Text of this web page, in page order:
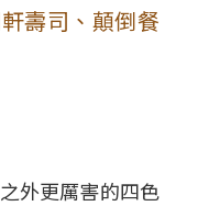
壽司、顛倒餐
外更厲害的四色